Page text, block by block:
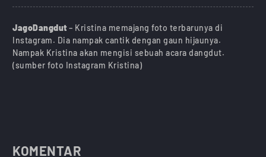
JagoDangdut– Kristina memajang foto terbarunya di
Instagram. Dia nampak cantik dengan gaun hijaunya.
Nampak Kristina akan mengisi sebuah acara dangdut.
(sumber foto Instagram Kristina)
KOMENTAR